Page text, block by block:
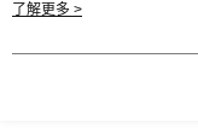
用條款之 Cookie 聲明使用
了解更多 >